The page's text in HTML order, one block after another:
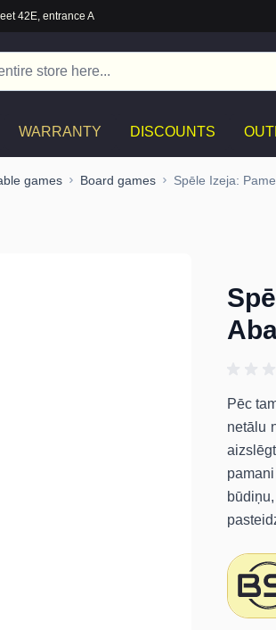
42E, entrance A
WARRANTY DISCOUNTS
games Board games Spēle Izeja:
Pēc
netālu